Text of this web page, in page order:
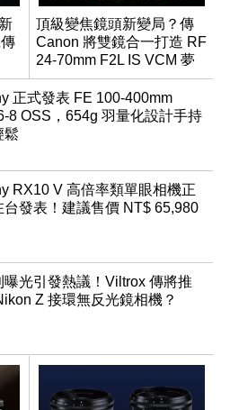
頂級變焦鏡頭新變局？傳
Canon 將雙鏡合一打造 RF
24-70mm F2L IS VCM 夢
幻規格
正式發表 FE 100-400mm
8 OSS，654g 羽量化設計手持
鬆
RX10 V 高倍率類單眼相機正
台發表！建議售價 NT$ 65,980
曝光引發熱議！Viltrox 傳將推
Z 接環無反光鏡相機？